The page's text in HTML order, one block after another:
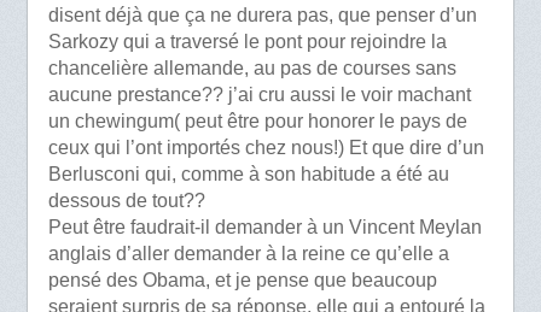
disent déjà que ça ne durera pas, que penser d’un
Sarkozy qui a traversé le pont pour rejoindre la
chancelière allemande, au pas de courses sans
aucune prestance?? j’ai cru aussi le voir machant
un chewingum( peut être pour honorer le pays de
ceux qui l’ont importés chez nous!) Et que dire d’un
Berlusconi qui, comme à son habitude a été au
dessous de tout??
Peut être faudrait-il demander à un Vincent Meylan
anglais d’aller demander à la reine ce qu’elle a
pensé des Obama, et je pense que beaucoup
seraient surpris de sa réponse, elle qui a entouré la